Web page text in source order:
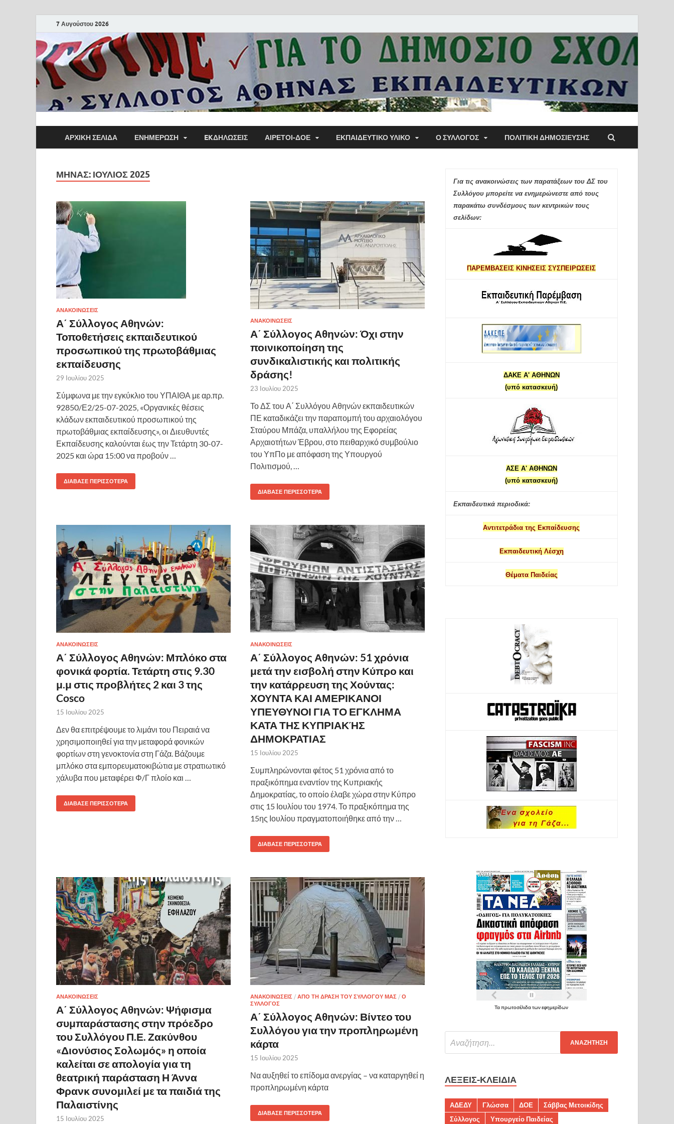
7 Αυγούστου 2026
Α΄ Σύλλογος Αθηνών
Εκπαιδευτικών Π.Ε.
ΑΡΧΙΚΗ ΣΕΛΙΔΑ ΕΝΗΜΕΡΩΣΗ EKΔΗΛΩΣΕΙΣ ΑΙΡΕΤΟΙ-ΔΟΕ ΕΚΠΑΙΔΕΥΤΙΚΌ ΥΛΙΚΌ Ο ΣΥΛΛΟΓΟΣ ΠΟΛΙΤΙΚΉ ΔΗΜΟΣΊΕΥΣΗΣ
ΜΉΝΑΣ: ΙΟΎΛΙΟΣ 2025
ΑΝΑΚΟΙΝΩΣΕΙΣ
Α΄ Σύλλογος Αθηνών:
Τοποθετήσεις εκπαιδευτικού
προσωπικού της πρωτοβάθμιας
εκπαίδευσης
29 Ιουλίου 2025
Σύμφωνα με την εγκύκλιο του ΥΠΑΙΘΑ με αρ.πρ.
92850/Ε2/25-07-2025, «Οργανικές θέσεις
κλάδων εκπαιδευτικού προσωπικού της
πρωτοβάθμιας εκπαίδευσης», οι Διευθυντές
Εκπαίδευσης καλούνται έως την Τετάρτη 30-07-
2025 και ώρα 15:00 να προβούν …
ΔΙΆΒΑΣΕ ΠΕΡΙΣΣΌΤΕΡΑ
ΑΝΑΚΟΙΝΩΣΕΙΣ
Α΄ Σύλλογος Αθηνών: Όχι στην
ποινικοποίηση της
συνδικαλιστικής και πολιτικής
δράσης!
23 Ιουλίου 2025
Το ΔΣ του Α΄ Συλλόγου Αθηνών εκπαιδευτικών
ΠΕ καταδικάζει την παραπομπή του αρχαιολόγου
Σταύρου Μπάζα, υπαλλήλου της Εφορείας
Αρχαιοτήτων Έβρου, στο πειθαρχικό συμβούλιο
του ΥπΠο με απόφαση της Υπουργού
Πολιτισμού, …
ΔΙΆΒΑΣΕ ΠΕΡΙΣΣΌΤΕΡΑ
ΑΝΑΚΟΙΝΩΣΕΙΣ
Α΄ Σύλλογος Αθηνών: Μπλόκο στα
φονικά φορτία. Τετάρτη στις 9.30
μ.μ στις προβλήτες 2 και 3 της
Cosco
15 Ιουλίου 2025
Δεν θα επιτρέψουμε το λιμάνι του Πειραιά να
χρησιμοποιηθεί για την μεταφορά φονικών
φορτίων στη γενοκτονία στη Γάζα. Βάζουμε
μπλόκο στα εμπορευματοκιβώτια με στρατιωτικό
χάλυβα που μεταφέρει Φ/Γ πλοίο και …
ΔΙΆΒΑΣΕ ΠΕΡΙΣΣΌΤΕΡΑ
ΑΝΑΚΟΙΝΩΣΕΙΣ
Α΄ Σύλλογος Αθηνών: 51 χρόνια
μετά την εισβολή στην Κύπρο και
την κατάρρευση της Χούντας:
ΧΟΥΝΤΑ ΚΑΙ ΑΜΕΡΙΚΑΝΟΙ
ΥΠΕΥΘΥΝΟΙ ΓΙΑ ΤΟ ΕΓΚΛΗΜΑ
ΚΑΤΑ ΤΗΣ ΚΥΠΡΙΑΚΉΣ
ΔΗΜΟΚΡΑΤΙΑΣ
15 Ιουλίου 2025
Συμπληρώνονται φέτος 51 χρόνια από το
πραξικόπημα εναντίον της Κυπριακής
Δημοκρατίας, το οποίο έλαβε χώρα στην Κύπρο
στις 15 Ιουλίου του 1974. Το πραξικόπημα της
15ης Ιουλίου πραγματοποιήθηκε από την …
ΔΙΆΒΑΣΕ ΠΕΡΙΣΣΌΤΕΡΑ
ΑΝΑΚΟΙΝΩΣΕΙΣ
Α΄ Σύλλογος Αθηνών: Ψήφισμα
συμπαράστασης στην πρόεδρο
του Συλλόγου Π.Ε. Ζακύνθου
«Διονύσιος Σολωμός» η οποία
καλείται σε απολογία για τη
θεατρική παράσταση Η Άννα
Φρανκ συνομιλεί με τα παιδιά της
Παλαιστίνης
15 Ιουλίου 2025
ΑΝΑΚΟΙΝΩΣΕΙΣ / ΑΠΟ ΤΗ ΔΡΑΣΗ ΤΟΥ ΣΥΛΛΟΓΟΥ ΜΑΣ / Ο
ΣΥΛΛΟΓΟΣ
Α΄ Σύλλογος Αθηνών: Βίντεο του
Συλλόγου για την προπληρωμένη
κάρτα
15 Ιουλίου 2025
Να αυξηθεί το επίδομα ανεργίας – να καταργηθεί η
προπληρωμένη κάρτα
ΔΙΆΒΑΣΕ ΠΕΡΙΣΣΌΤΕΡΑ
Για τις ανακοινώσεις των παρατάξεων του ΔΣ του
Συλλόγου μπορείτε να ενημερώνεστε από τους
παρακάτω συνδέσμους των κεντρικών τους
σελίδων:
ΠΑΡΕΜΒΑΣΕΙΣ ΚΙΝΗΣΕΙΣ ΣΥΣΠΕΙΡΩΣΕΙΣ
ΔΑΚΕ Α' ΑΘΗΝΩΝ
(υπό κατασκευή)
ΑΣΕ Α' ΑΘΗΝΩΝ
(υπό κατασκευή)
Εκπαιδευτικά περιοδικά:
Αντιτετράδια της Εκπαίδευσης
Εκπαιδευτική Λέσχη
Θέματα Παιδείας
Τα πρωτοσέλιδα των εφημερίδων
ΛΈΞΕΙΣ-ΚΛΕΙΔΙΆ
ΑΔΕΔΥ Γλώσσα ΔΟΕ
Σάββας Μετοικίδης
Σύλλογος
Υπουργείο Παιδείας